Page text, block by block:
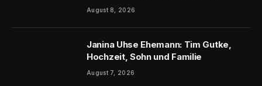
August 8, 2026
Janina Uhse Ehemann: Tim Gutke,
Hochzeit, Sohn und Familie
August 7, 2026